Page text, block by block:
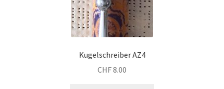
Kugelschreiber AZ4
CHF8.00